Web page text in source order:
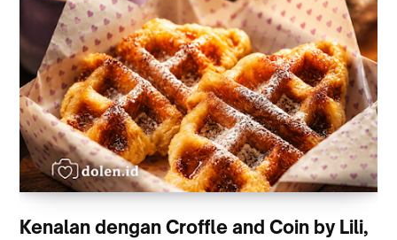
Kenalan dengan Croffle and Coin by Lili,